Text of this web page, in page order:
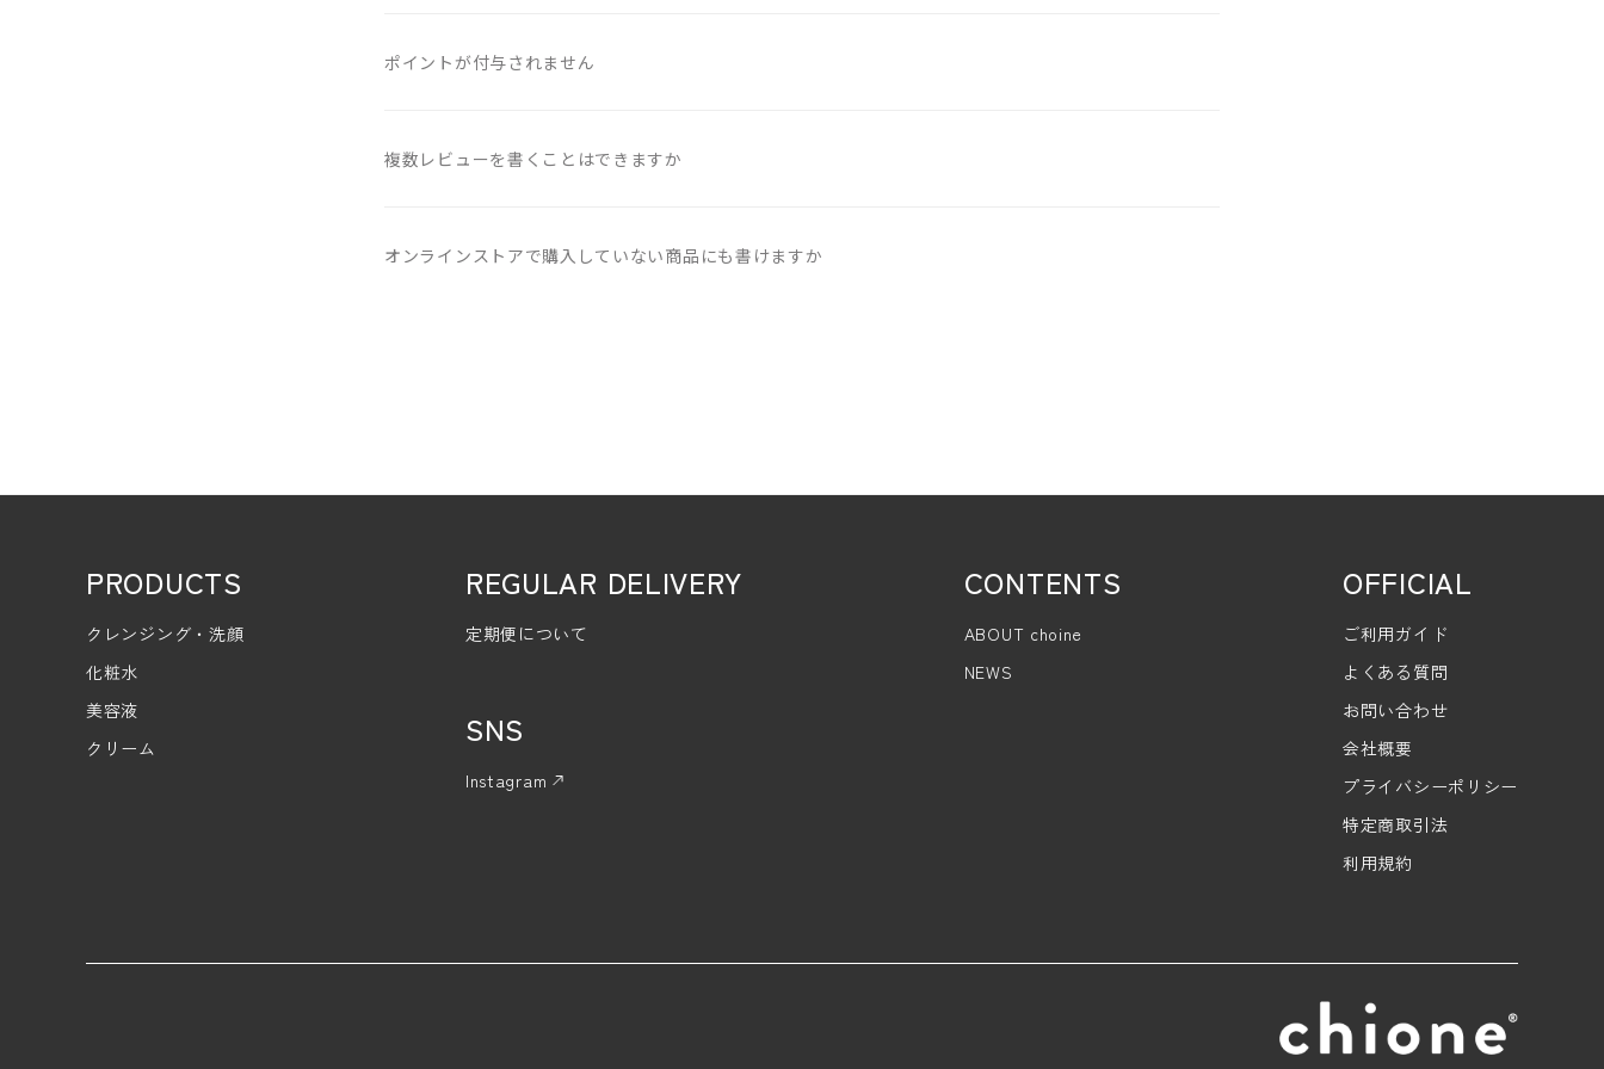
ポイントが付与されません
複数レビューを書くことはできますか
オンラインストアで購入していない商品にも書けますか
PRODUCTS
クレンジング・洗顔
化粧水
美容液
クリーム
REGULAR DELIVERY
定期便について
SNS
Instagram
CONTENTS
ABOUT choine
NEWS
OFFICIAL
ご利用ガイド
よくある質問
お問い合わせ
会社概要
プライバシーポリシー
特定商取引法
利用規約